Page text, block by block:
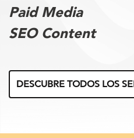
Paid Media
SEO Content
DESCUBRE TODOS LOS